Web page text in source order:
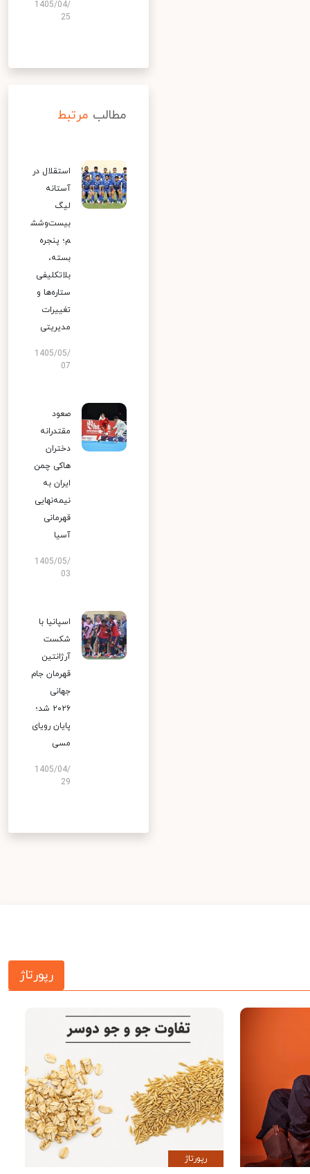
1405/04/
25
مطالب مرتبط
استقلال در
آستانه
لیگ
بیست‌وشش
م؛ پنجره
بسته،
بلاتکلیفی
ستاره‌ها و
تغییرات
مدیریتی
1405/05/
07
صعود
مقتدرانه
دختران
هاکی چمن
ایران به
نیمه‌نهایی
قهرمانی
آسیا
1405/05/
03
اسپانیا با
شکست
آرژانتین
قهرمان جام
جهانی
۲۰۲۶ شد؛
پایان رویای
مسی
1405/04/
29
رپورتاژ
رپورتاژ